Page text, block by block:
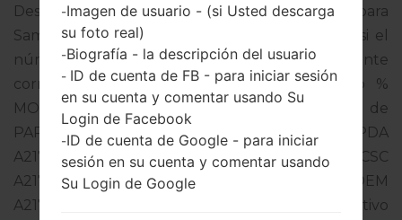
Descargue la última actualización de firmware para
Samsung Galaxy A21s, pero no olvide verificar si el
número de modelo de su teléfono inteligente
corresponde al número de modelo indicado %
MODEL%. El código del firmware es CTP de
PARAGUAY. El producto viene con la versión PDA
A217MUBU3ATI1 y la versión CSC
A217MOWO3ATI1,Versión de MODEM
A217MUBU3ATI1. La versión del sistema operativo
-Imagen de usuario - (si Usted descarga
su foto real)
-Biografía - la descripción del usuario
- ID de cuenta de FB - para iniciar sesión
en su cuenta y comentar usando Su
Login de Facebook
-ID de cuenta de Google - para iniciar
sesión en su cuenta y comentar usando
Su Login de Google